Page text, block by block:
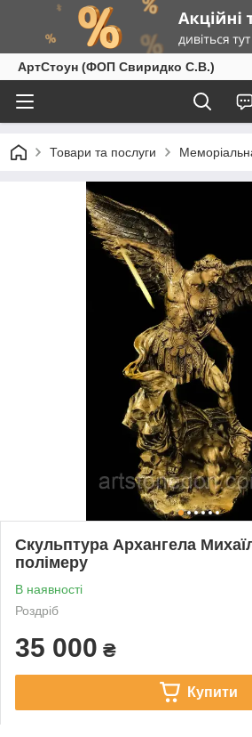
АртСтоун (ФОП Свиридко С.В.)
Товари та послуги
Скульптура Архангела
полімеру
В наявності
Роздріб
35 000 ₴
Купити